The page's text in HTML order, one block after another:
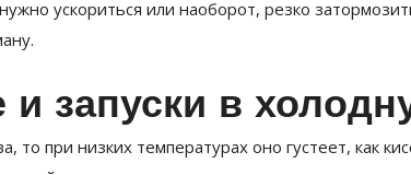
ускориться или наоборот, резко
и запуски в
то при низких температурах оно густеет, как